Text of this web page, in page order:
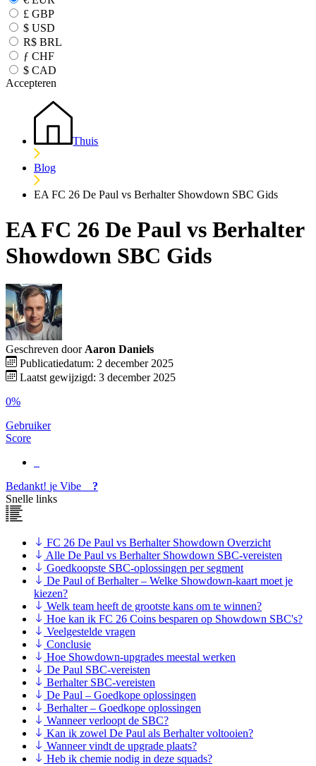
£ GBP
$ USD
R$ BRL
ƒ CHF
$ CAD
Accepteren
Thuis
Blog
EA FC 26 De Paul vs Berhalter Showdown SBC Gids
EA FC 26 De Paul vs Berhalter
Showdown SBC Gids
Geschreven door Aaron Daniels
Publicatiedatum: 2 december 2025
Laatst gewijzigd: 3 december 2025
0%
Gebruiker
Score
Bedankt! je Vibe
?
Snelle links
FC 26 De Paul vs Berhalter Showdown Overzicht
Alle De Paul vs Berhalter Showdown SBC-vereisten
Goedkoopste SBC-oplossingen per segment
De Paul of Berhalter – Welke Showdown-kaart moet je
kiezen?
Welk team heeft de grootste kans om te winnen?
Hoe kan ik FC 26 Coins besparen op Showdown SBC's?
Veelgestelde vragen
Conclusie
Hoe Showdown-upgrades meestal werken
De Paul SBC-vereisten
Berhalter SBC-vereisten
De Paul – Goedkope oplossingen
Berhalter – Goedkope oplossingen
Wanneer verloopt de SBC?
Kan ik zowel De Paul als Berhalter voltooien?
Wanneer vindt de upgrade plaats?
Heb ik chemie nodig in deze squads?